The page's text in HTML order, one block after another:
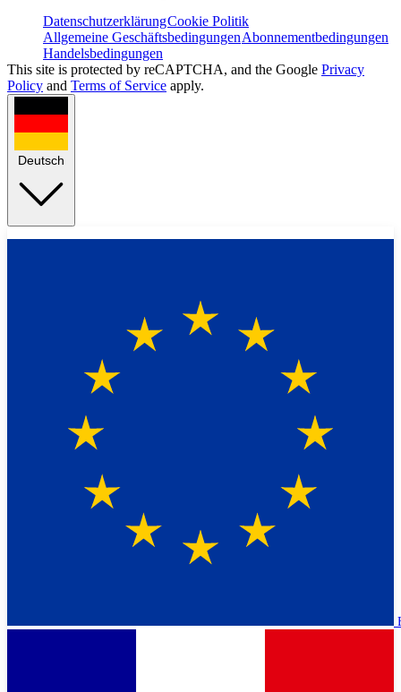
DatenschutzerklärungCookie Politik
Allgemeine GeschäftsbedingungenAbonnementbedingungen
Handelsbedingungen
This site is protected by reCAPTCHA, and the Google Privacy
Policy and Terms of Service apply.
Deutsch